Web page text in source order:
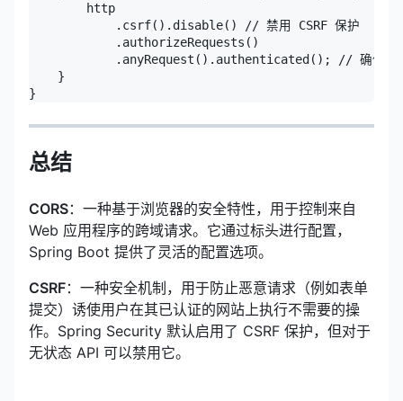
http
.csrf().disable() // 禁用 CSRF 保护
.authorizeRequests()
.anyRequest().authenticated(); // 确保所有请
}
}
总结
CORS：一种基于浏览器的安全特性，用于控制来自
Web 应用程序的跨域请求。它通过标头进行配置，
Spring Boot 提供了灵活的配置选项。
CSRF：一种安全机制，用于防止恶意请求（例如表单
提交）诱使用户在其已认证的网站上执行不需要的操
作。Spring Security 默认启用了 CSRF 保护，但对于
无状态 API 可以禁用它。